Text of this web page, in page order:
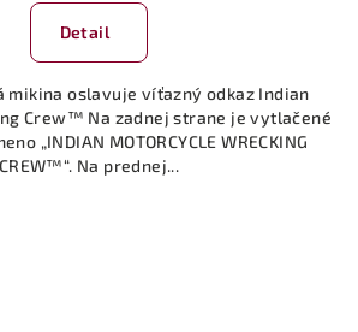
Detail
mikina oslavuje víťazný odkaz Indian
Crew™ Na zadnej strane je vytlačené
„INDIAN MOTORCYCLE WRECKING
CREW™“. Na prednej...